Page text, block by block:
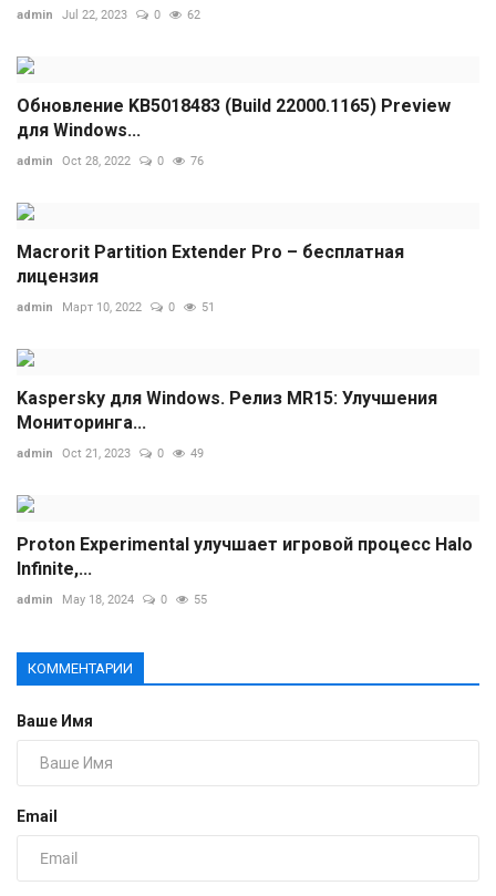
admin Jul 22, 2023 0 62
Обновление KB5018483 (Build 22000.1165) Preview
для Windows...
admin Oct 28, 2022 0 76
Macrorit Partition Extender Pro – бесплатная
лицензия
admin Март 10, 2022 0 51
Kaspersky для Windows. Релиз MR15: Улучшения
Мониторинга...
admin Oct 21, 2023 0 49
Proton Experimental улучшает игровой процесс Halo
Infinite,...
admin May 18, 2024 0 55
КОММЕНТАРИИ
Ваше Имя
Email